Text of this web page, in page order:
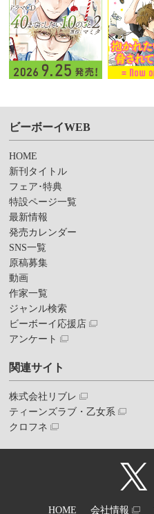
ビーボーイWEB
HOME
新刊タイトル
フェア･特典
特設ページ一覧
最新情報
発売カレンダー
SNS一覧
原稿募集
動画
作家一覧
ジャンル検索
ビーボーイ応援店
アンケート
関連サイト
株式会社リブレ
ティーンズラブ・乙女系
クロフネ
HOME 会社情報